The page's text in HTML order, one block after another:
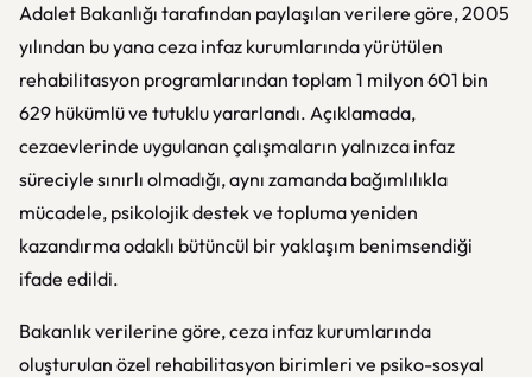
Adalet Bakanlığı tarafından paylaşılan verilere göre, 2005
yılından bu yana ceza infaz kurumlarında yürütülen
rehabilitasyon programlarından toplam 1 milyon 601 bin
629 hükümlü ve tutuklu yararlandı. Açıklamada,
cezaevlerinde uygulanan çalışmaların yalnızca infaz
süreciyle sınırlı olmadığı, aynı zamanda bağımlılıkla
mücadele, psikolojik destek ve topluma yeniden
kazandırma odaklı bütüncül bir yaklaşım benimsendiği
ifade edildi.
Bakanlık verilerine göre, ceza infaz kurumlarında
oluşturulan özel rehabilitasyon birimleri ve psiko-sosyal